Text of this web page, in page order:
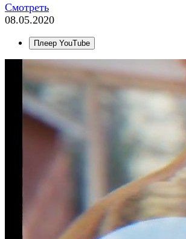
Смотреть
08.05.2020
Плеер YouTube